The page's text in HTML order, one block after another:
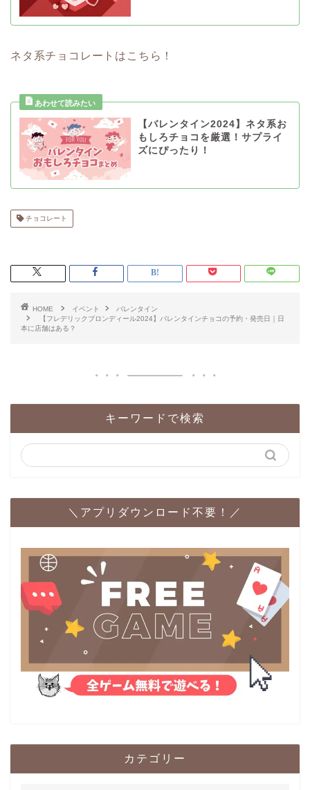
ネタ系チョコレートはこちら！
【バレンタイン2024】ネタ系お
もしろチョコを厳選！サプライ
ズにぴったり！
チョコレート
HOME イベント
バレンタイン
【フレデリックブロンディール2024】バレンタインチョコの予約・発売日｜日
本に店舗はある？
キーワードで検索
＼アプリダウンロード不要！／
カテゴリー